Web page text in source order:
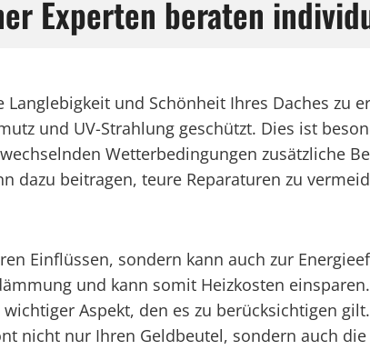
Experten beraten
und Schönheit Ihres Daches zu
und UV-Strahlung geschützt. Dies ist
Wetterbedingungen zusätzliche
dazu beitragen, teure Reparaturen zu
Einflüssen, sondern kann auch zur
und kann somit Heizkosten
Aspekt, den es zu berücksichtigen
nicht nur Ihren Geldbeutel, sondern auch